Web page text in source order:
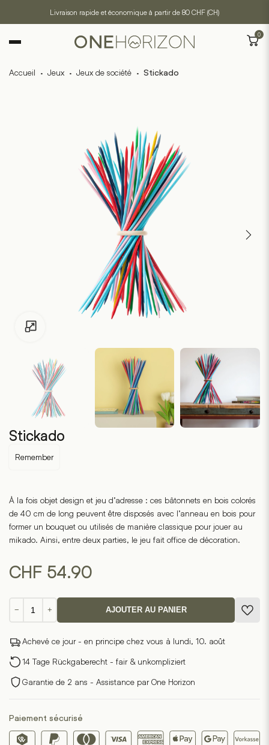
Livraison rapide et économique à partir de 80 CHF (CH)
0
Accueil · Jeux · Jeux de société · Stickado
Stickado
Remember
À la fois objet design et jeu d’adresse : ces bâtonnets en bois colorés
de 40 cm de long peuvent être disposés avec l’anneau en bois pour
former un bouquet ou utilisés de manière classique pour jouer au
mikado. Ainsi, entre deux parties, le jeu fait office de décoration.
CHF 54.90
−
de
+ AJOUTER AU PANIER
Achevé ce jour - en principe chez vous à lundi, 10. août
14 Tage Rückgaberecht - fair & unkompliziert
Garantie de 2 ans - Assistance par One Horizon
Paiement sécurisé